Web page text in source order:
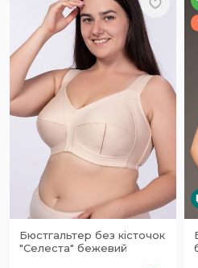
Бюстгальтер без кісточок
"Селеста" бежевий